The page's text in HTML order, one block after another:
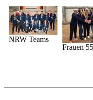
NRW Teams
Frauen